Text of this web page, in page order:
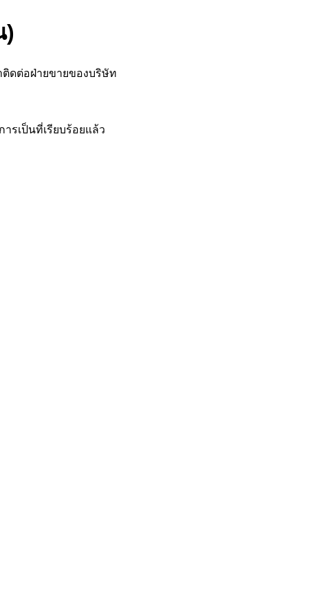
)
ดต่อฝ่ายขายของบริษัท
รเป็นที่เรียบร้อยแล้ว